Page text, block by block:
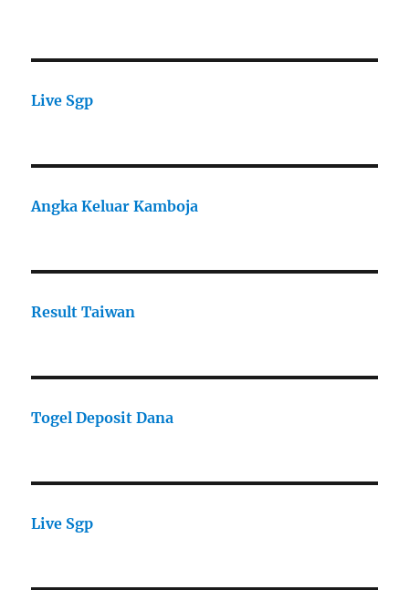
Live Sgp
Angka Keluar Kamboja
Result Taiwan
Togel Deposit Dana
Live Sgp